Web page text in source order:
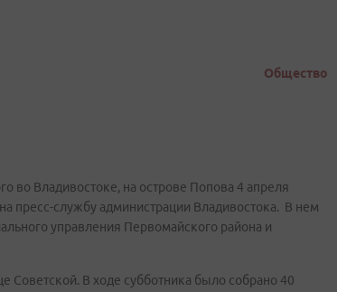
Общество
во Владивостоке, на острове Попова 4 апреля
пресс-службу администрации Владивостока. В нем
управления Первомайского района и
Советской. В ходе субботника было собрано 40